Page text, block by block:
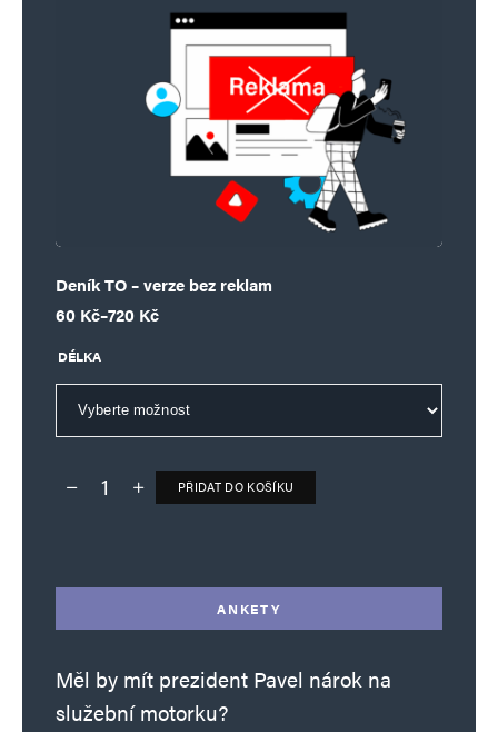
Deník TO – verze bez reklam
60 Kč–720 Kč
Rozpětí cen: 60 Kč až 720 Kč
DÉLKA
Deník TO – verze bez reklam množství
PŘIDAT DO KOŠÍKU
ANKETY
Měl by mít prezident Pavel nárok na
služební motorku?